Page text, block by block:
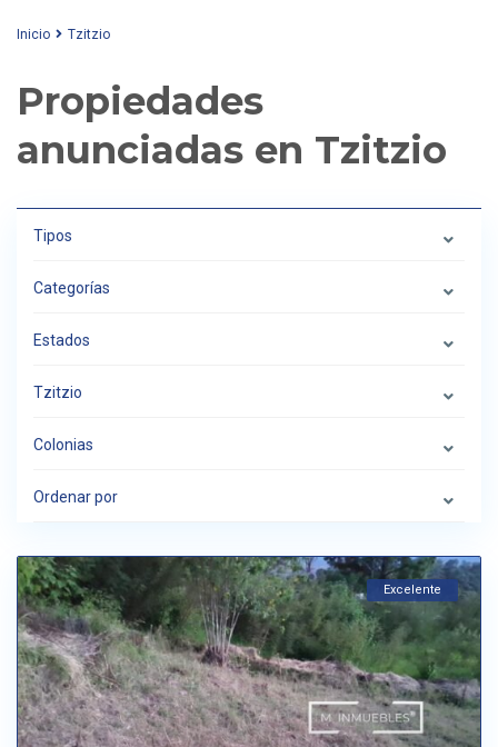
Inicio Tzitzio
Propiedades
anunciadas en Tzitzio
Tipos
Categorías
Estados
Tzitzio
Colonias
Ordenar por
Excelente